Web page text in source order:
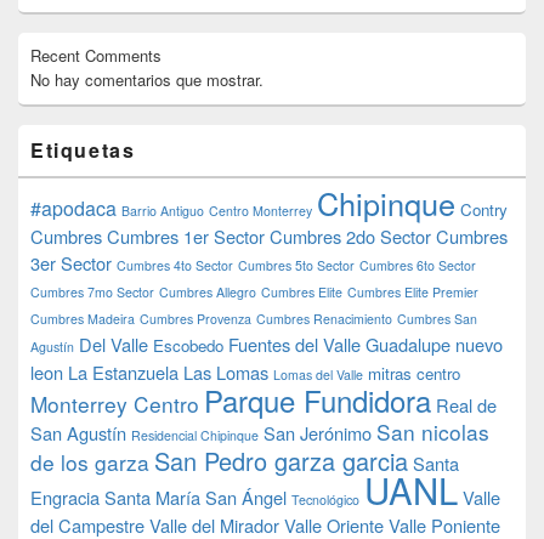
Recent Comments
No hay comentarios que mostrar.
Etiquetas
#apodaca Barrio Antiguo Centro Monterrey Chipinque Contry
CumbresCumbres 1er SectorCumbres 2do SectorCumbres
3er Sector Cumbres 4to Sector Cumbres 5to Sector Cumbres 6to Sector
Cumbres 7mo Sector Cumbres Allegro Cumbres Elite Cumbres Elite Premier
Cumbres Madeira Cumbres Provenza Cumbres Renacimiento Cumbres San
Agustín Del Valle Escobedo Fuentes del ValleGuadalupe nuevo
leon La Estanzuela Las Lomas Lomas del Valle mitras centro
Monterrey Centro Parque Fundidora Real de
San Agustín Residencial Chipinque San Jerónimo San nicolas
de los garza San Pedro garza garciaSanta
EngraciaSanta MaríaSan Ángel Tecnológico UANLValle
del CampestreValle del MiradorValle OrienteValle Poniente